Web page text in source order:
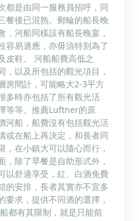
都是由同一服務員招呼，同
餐後已混熟。郵輪的船長晚
河船同樣設有船長晚宴，
容易適應，亦毋須特別為了
皮鞋。 河船船費高低之
，以及所包括的觀光項目，
房間計，可能略大2-3平方
多時亦包括了所有觀光活
等等。推薦Luftner的原
河船，船費沒有包括觀光活
或在船上再決定，和長者同
在小鎮大可以隨心而行，
除了早餐是自助形式外，
以舒適享受，紅、白酒免費
的安排，長者其實亦不宜多
求，提供不同酒的選擇，
都有其限制，就是只能前